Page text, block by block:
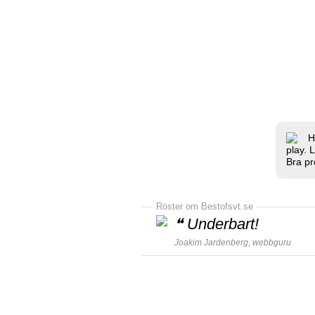
play.
Bra
Röster om Bestofsvt.se
❝ Underbart!
Joakim Jardenberg, webbguru